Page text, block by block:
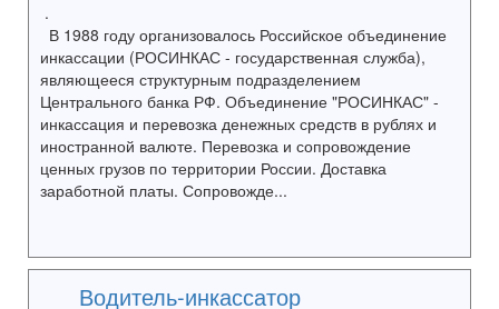
.
В 1988 году организовалось Российское объединение
инкассации (РОСИНКАС - государственная служба),
являющееся структурным подразделением
Центрального банка РФ. Объединение "РОСИНКАС" -
инкассация и перевозка денежных средств в рублях и
иностранной валюте. Перевозка и сопровождение
ценных грузов по территории России. Доставка
заработной платы. Сопровожде...
Водитель-инкассатор